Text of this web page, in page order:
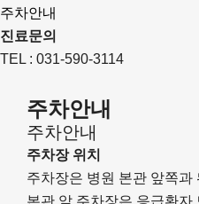
주차안내
진료문의
TEL : 031-590-3114
주차안내
주차안내
주차장 위치
주차장은 병원 본관 앞쪽
본관 앞 주차장은 응급환